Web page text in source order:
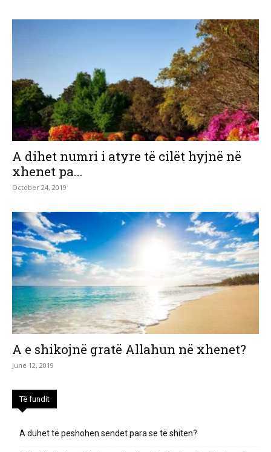
A dihet numri i atyre të cilët hyjnë në
xhenet pa...
October 24, 2019
A e shikojnë gratë Allahun në xhenet?
June 12, 2019
Të fundit
A duhet të peshohen sendet para se të shiten?